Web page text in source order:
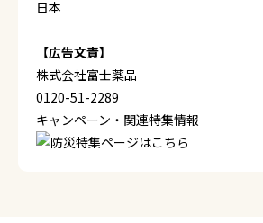
日本
【広告文責】
株式会社富士薬品
0120-51-2289
キャンペーン・関連特集情報